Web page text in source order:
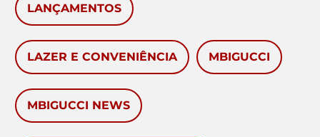
LANÇAMENTOS
LAZER E CONVENIÊNCIA MBIGUCCI
MBIGUCCI NEWS